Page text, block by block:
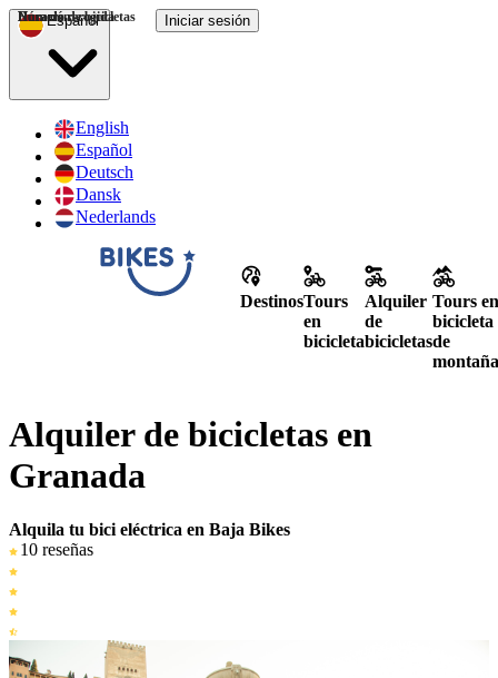
Español
English
Español
Deutsch
Dansk
Nederlands
Iniciar sesión
DestinosTours
en
bicicleta
Alquiler
de
bicicletas
Tours en
bicicleta
de
montaña
Alquiler de bicicletas en
Granada
Alquila tu bici eléctrica en Baja Bikes
10 reseñas
Hora de recogida
Número de bicicletas
Duración